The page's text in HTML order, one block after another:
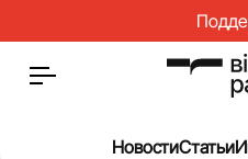
НовостиСтатьи